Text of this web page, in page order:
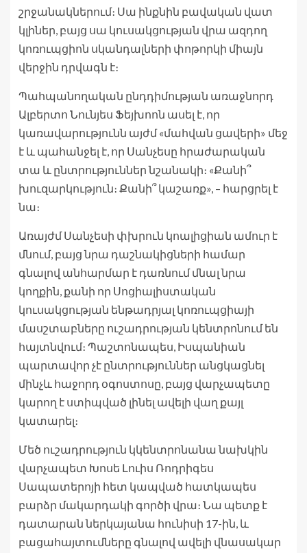
շրջանակներում։ Սա ինքնին բավական վատ
կլիներ, բայց սա կուսակցության վրա ազդող
կոռուպցիոն սկանդալների փոթորկի միայն
վերջին դրվագն է։
Պահպանողական ընդդիմության առաջնորդ
Ալբերտո Նունյես Ֆեյխոոն ասել է, որ
կառավարությունն այժմ «մահվան ցավերի» մեջ
է և պահանջել է, որ Սանչեսը հրաժարական
տա և ընտրություններ նշանակի։ «Քանի՞
խուզարկություն։ Քանի՞ կաշառք», – հարցրել է
նա։
Առայժմ Սանչեսի փխրուն կոալիցիան ամուր է
մնում, բայց նրա դաշնակիցների համար
գնալով անհարմար է դառնում մնալ նրա
կողքին, քանի որ Սոցիալիստական ​​
կուսակցության ենթադրյալ կոռուպցիայի
մասշտաբները ուշադրության կենտրոնում են
հայտնվում։ Պաշտոնապես, Իսպանիան
պարտավոր չէ ընտրություններ անցկացնել
մինչև հաջորդ օգոստոսը, բայց վարչապետը
կարող է ստիպված լինել ավելի վաղ քայլ
կատարել։
Մեծ ուշադրություն կկենտրոնանա նախկին
վարչապետ Խոսե Լուիս Ռոդրիգես
Սապատերոյի հետ կապված հատկապես
բարձր մակարդակի գործի վրա։ Նա պետք է
դատարան ներկայանա հունիսի 17-ին, և
բացահայտումները գնալով ավելի վնասակար